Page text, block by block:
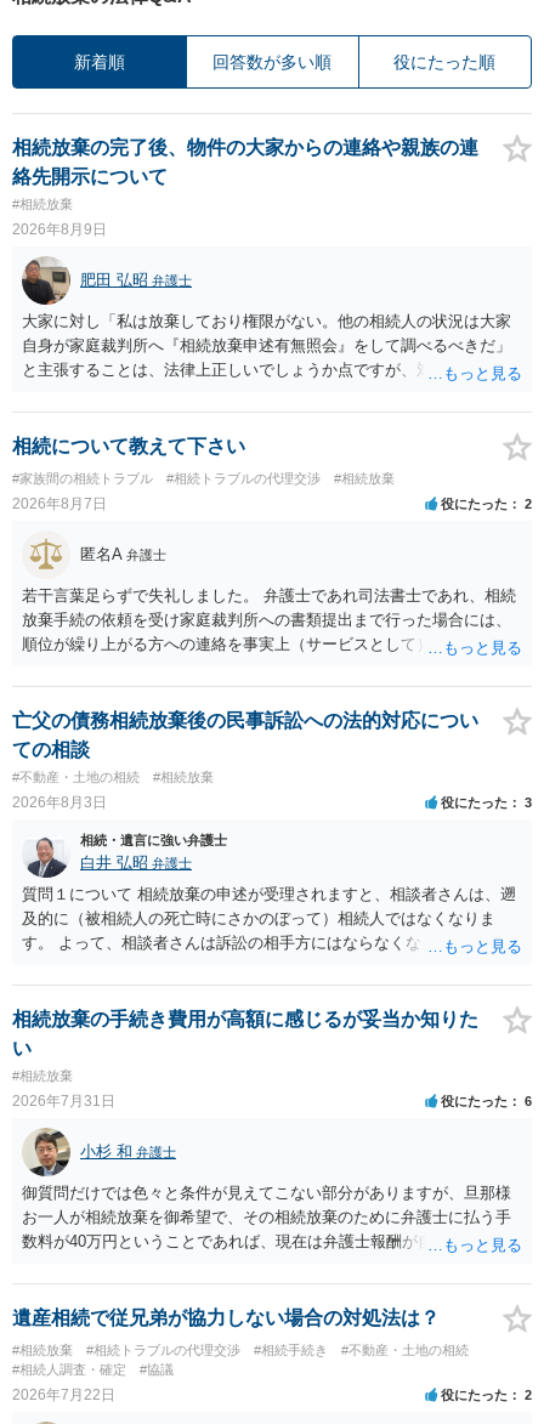
新着順 回答数が多い順 役にたった順
相続放棄の完了後、物件の大家からの連絡や親族の連
絡先開示について
#相続放棄
2026年8月9日
肥田 弘昭 弁護士
大家に対し「私は放棄しており権限がない。他の相続人の状況は大家
自身が家庭裁判所へ『相続放棄申述有無照会』をして調べるべきだ」
と主張することは、法律上正しいでしょうか点ですが、対応としては
のは危険であること、利害関係人の大家としては、相続人を調査し
て、相続の有無や相続するのであれば退去等の話をその者とするのが
相続について教えて下さい
#家族間の相続トラブル #相続トラブルの代理交渉 #相続放棄
2026年8月7日 役にたった 2
匿名A 弁護士
若干言葉足らずで失礼しました。 弁護士であれ司法書士であれ、相続
放棄手続の依頼を受け家庭裁判所への書類提出まで行った場合には、
順位が繰り上がる方への連絡を事実上（サービスとして）行うことは
できない、という意味でした。
亡父の債務相続放棄後の民事訴訟への法的対応につい
ての相談
#不動産・土地の相続 #相続放棄
2026年8月3日 役にたった 3
相続・遺言に強い弁護士
白井 弘昭 弁護士
質問１について 相続放棄の申述が受理されますと、相談者さんは、遡
及的に（被相続人の死亡時にさかのぼって）相続人ではなくなりま
す。 よって、相談者さんは訴訟の相手方にはならなくなるので（明け
理証明を家庭裁判所で取得し、コピーを答弁書に添えて裁判所に提出
してください。 質問２について 請求棄却を求める答弁書を提出すれ
ば、第１回期日は出席する必要がありません。その日は差支え（用事
はないので、ｍｉｎｔｓでの提出の必要は無いと思います。郵送（期
限までに届けばよい）で十分です。 詳細は、書面記載の裁判所書記官
にお問い合わせください。 以上、ご参考まで。
相続放棄の手続き費用が高額に感じるが妥当か知りた
い
#相続放棄
2026年7月31日 役にたった 6
小杉 和 弁護士
御質問だけでは色々と条件が見えてこない部分がありますが、旦那様
お一人が相続放棄を御希望で、その相続放棄のために弁護士に払う手
数料が40万円ということであれば、現在は弁護士報酬が自由化されて
です。 ただ、弁護士に払う手数料とは別に戸籍の用意に一定の実費が
かかることになりますので、その費用も支払うべきものとして頭に置
が、旦那様の収入や財産にもよりますが、法テラスに御連絡なさって
弁護士との相談を予約して受任してもらうのが一番安上がりでしょ
遺産相続で従兄弟が協力しない場合の対処法は？
#相続放棄 #相続トラブルの代理交渉 #相続手続き
#不動産・土地の相続
#相続人調査・確定
#協議
2026年7月22日 役にたった 2